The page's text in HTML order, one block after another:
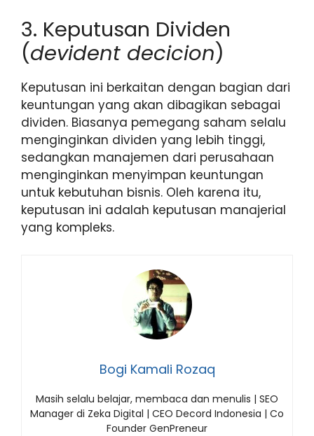
3. Keputusan Dividen
(devident decicion)
Keputusan ini berkaitan dengan bagian dari
keuntungan yang akan dibagikan sebagai
dividen. Biasanya pemegang saham selalu
menginginkan dividen yang lebih tinggi,
sedangkan manajemen dari perusahaan
menginginkan menyimpan keuntungan
untuk kebutuhan bisnis. Oleh karena itu,
keputusan ini adalah keputusan manajerial
yang kompleks.
Bogi Kamali Rozaq
Masih selalu belajar, membaca dan menulis | SEO
Manager di Zeka Digital | CEO Decord Indonesia | Co
Founder GenPreneur